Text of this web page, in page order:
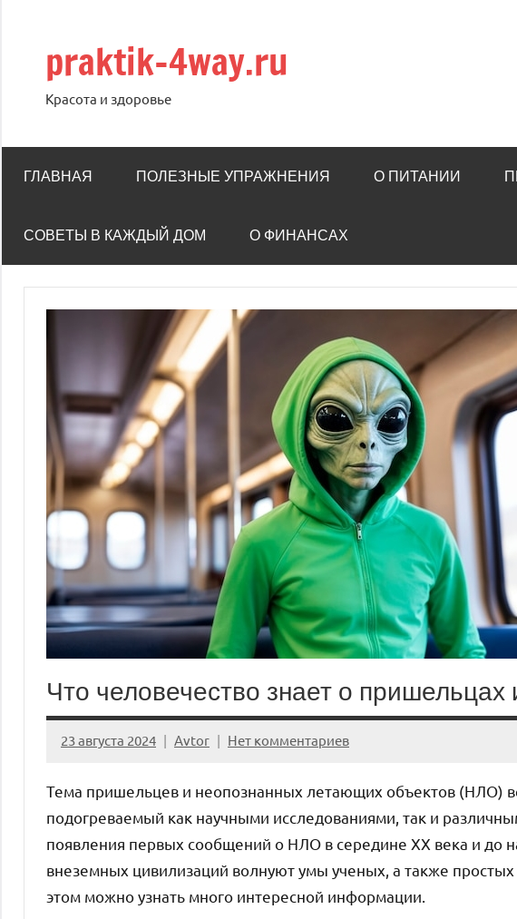
содержимому
praktik-4way.ru
Красота и здоровье
ГЛАВНАЯ ПОЛЕЗНЫЕ УПРАЖНЕНИЯ О ПИТАНИИ
СОВЕТЫ В КАЖДЫЙ ДОМ О ФИНАНСАХ
Что человечество знает о
23 августа 2024 Avtor Нет комментариев
Тема пришельцев и неопознанных летающих объектов (НЛО)
подогреваемый как научными исследованиями, так и
появления первых сообщений о НЛО в середине XX века и до
внеземных цивилизаций волнуют умы ученых, а также простых
этом можно узнать много интересной информации.